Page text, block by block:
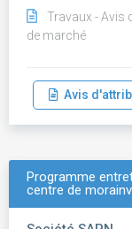
Travaux - Avis
de marché
Avis
Programme
centre de